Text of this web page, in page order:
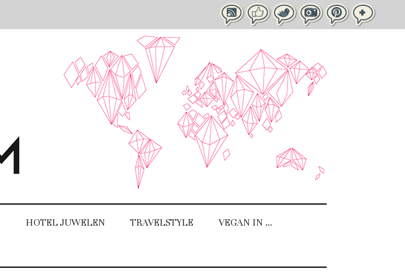
HOTEL JUWELEN TRAVELSTYLE VEGAN IN …